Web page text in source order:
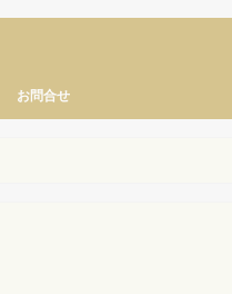
お問合せ